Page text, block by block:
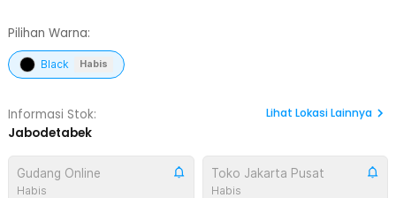
Pilihan Warna:
Black Habis
Informasi Stok:
Jabodetabek
Lihat Lokasi Lainnya
Gudang Online
Habis
Toko Jakarta Pusat
Habis